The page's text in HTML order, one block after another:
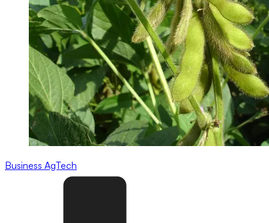
Business AgTech